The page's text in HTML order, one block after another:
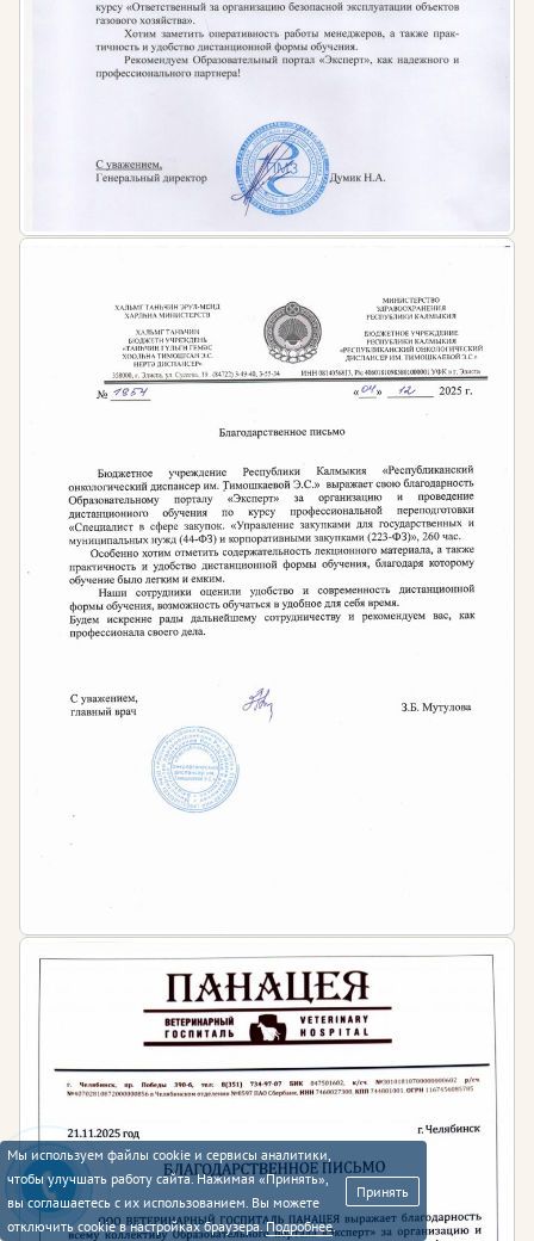
Мы используем файлы cookie и сервисы аналитики,
чтобы улучшать работу сайта. Нажимая «Принять»,
вы соглашаетесь с их использованием. Вы можете
отключить cookie в настройках браузера.Подробнее.
Принять